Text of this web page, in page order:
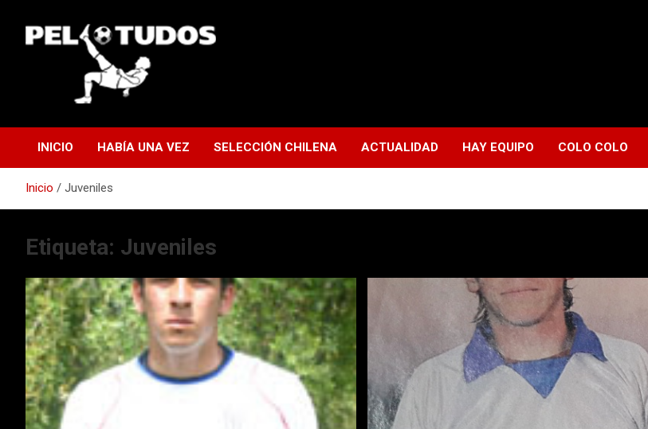
contenido
INICIO HABÍA UNA VEZ SELECCIÓN CHILENA ACTUALIDAD HAY EQUIPO COLO COLO
Inicio Juveniles
Etiqueta: Juveniles